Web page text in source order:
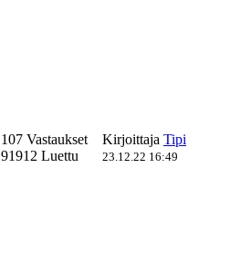
107 Vastaukset
91912 Luettu
Kirjoittaja Tipi
23.12.22 16:49